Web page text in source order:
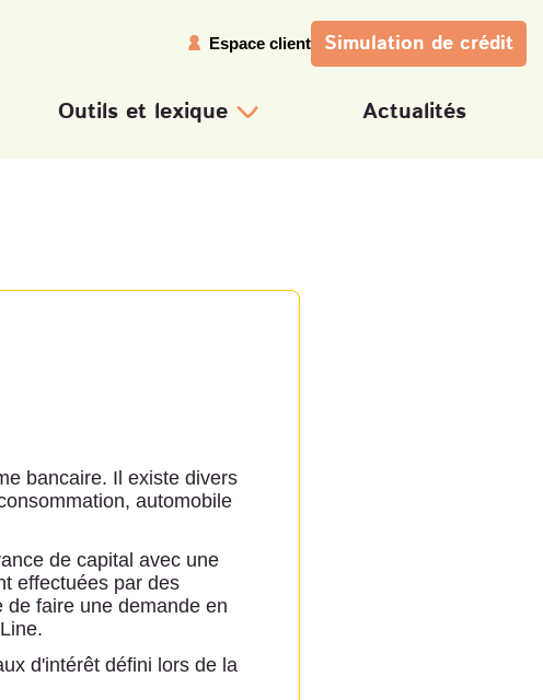
Espace client Simulation de crédit
Outils et lexique Actualités
bancaire. Il existe divers
automobile
de capital avec une
effectuées par des
faire une demande en
d'intérêt défini lors de la